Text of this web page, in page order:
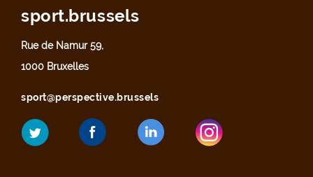
sport.brussels
Rue de Namur 59,
1000 Bruxelles
sport@perspective.brussels